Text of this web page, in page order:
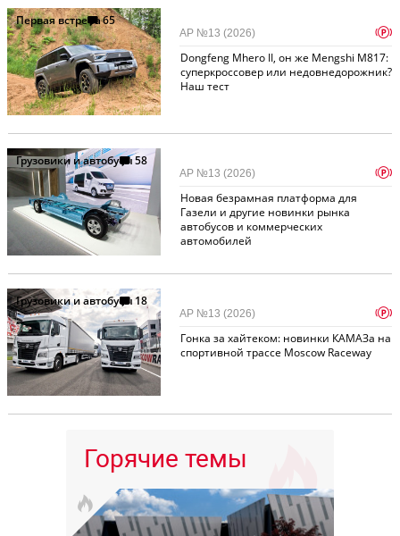
Первая встреча65
Dongfeng Mhero II, он же Mengshi M817:
суперкроссовер или недовнедорожник?
Наш тест
АР №13 (2026) p
Грузовики и автобусы58
Новая безрамная платформа для
Газели и другие новинки рынка
автобусов и коммерческих
автомобилей
АР №13 (2026) p
Грузовики и автобусы 18
Гонка за хайтеком: новинки КАМАЗа на
спортивной трассе Moscow Raceway
АР №13 (2026) p
Горячие темы